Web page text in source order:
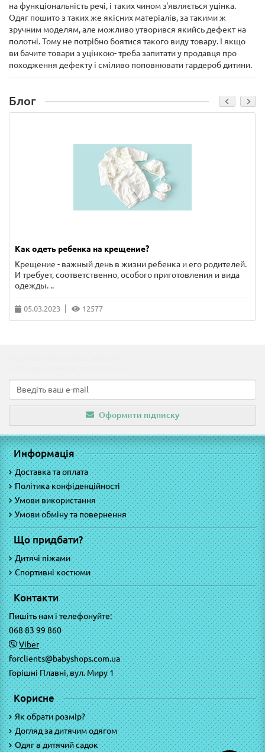
на функціональність речі, і таких чином з'являється уцінка.
Одяг пошито з таких же якісних матеріалів, за такими ж
зручним моделям, але можливо утворився якийсь дефект на
полотні. Тому не потрібно боятися такого виду товару. І якщо
ви бачите товари з уцінкою- треба запитати у продавця про
походження дефекту і сміливо поповнювати гардероб дитини.
Блог
Как одеть ребенка на крещение?
Крещение - важный день в жизни ребенка и его родителей.
И требует, соответственно, особого приготовления и вида
одежды. ..
05.03.2023 12577
Оформити підписку
Информація
Доставка та оплата
Політика конфіденційності
Умови використання
Умови обміну та повернення
Що придбати?
Дитячі піжами
Спортивні костюми
Контакти
Пишіть нам і телефонуйте:
068 83 99 860
Viber
forclients@babyshops.com.ua
Горішні Плавні, вул. Миру 1
Корисне
Як обрати розмір?
Догляд за дитячим одягом
Одяг в дитячий садок